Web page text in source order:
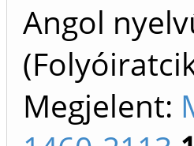
Angol
Megjelent: